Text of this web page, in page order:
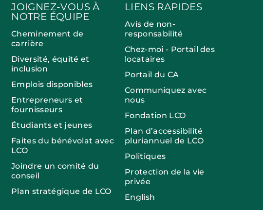
JOIGNEZ-VOUS À
NOTRE ÉQUIPE
Cheminement de
carrière
Diversité, équité et
inclusion
Emplois disponibles
Entrepreneurs et
fournisseurs
Étudiants et jeunes
Faites du bénévolat avec
LCO
Joindre un comité du
conseil
Plan stratégique de LCO
LIENS RAPIDES
Avis de non-
responsabilité
Chez-moi - Portail des
locataires
Portail du CA
Communiquez avec
nous
Fondation LCO
Plan d’accessibilité
pluriannuel de LCO
Politiques
Protection de la vie
privée
English